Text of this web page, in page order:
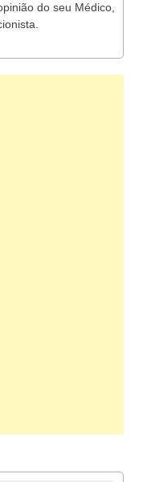
do seu Médico,